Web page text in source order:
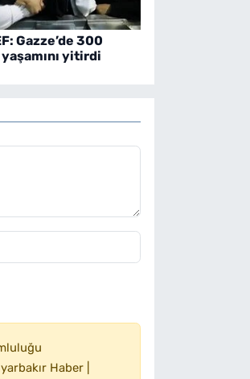
Gazze’de 300
yitirdi
Haber |